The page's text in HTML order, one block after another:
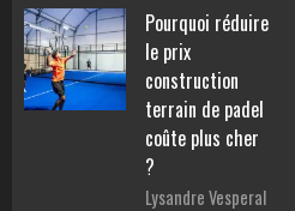
Pourquoi réduire
le prix
construction
terrain de padel
coûte plus cher
?
Lysandre Vesperal